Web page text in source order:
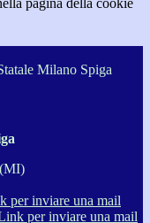
pagina della cookie
Milano Spiga
per inviare una mail
per inviare una mail